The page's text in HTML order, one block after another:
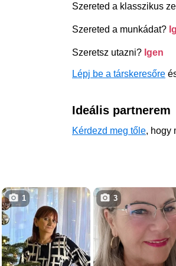
Szereted a klasszikus
Szereted a munkádat?
Szeretsz utazni? Igen
Lépj be a társkeresőre
Ideális partnerem
Kérdezd meg tőle, hogy
1 3